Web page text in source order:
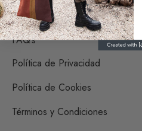
AYUDA
FAQ’s
Política de Privacidad
Política de Cookies
Términos y Condiciones